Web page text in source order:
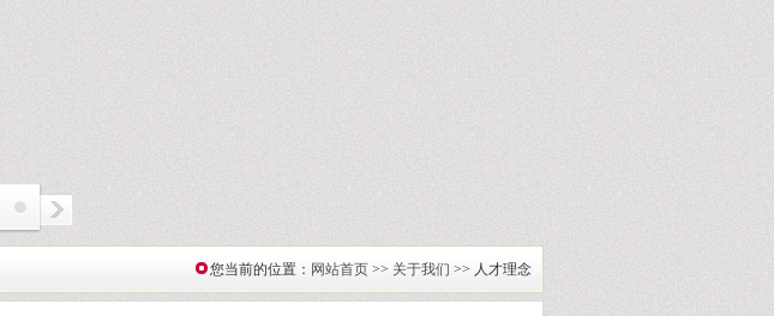
您当前的位置： 网站首页 >> 关于我们 >> 人才理念